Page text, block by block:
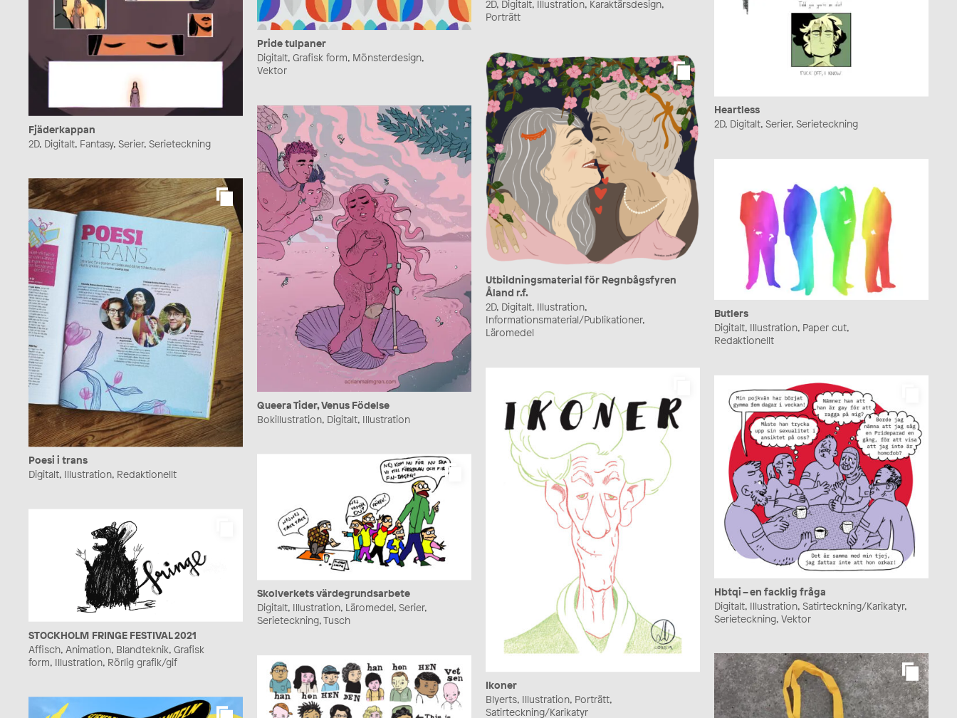
Pride tulpaner
Digitalt, Grafisk form, Mönsterdesign,
Vektor
2D, Digitalt, Illustration, Karaktärsdesign,
Porträtt
Heartless
2D, Digitalt, Serier, Serieteckning
Fjäderkappan
2D, Digitalt, Fantasy, Serier, Serieteckning
Utbildningsmaterial för Regnbågsfyren
Åland r.f.
2D, Digitalt, Illustration,
Informationsmaterial/Publikationer,
Läromedel
Queera Tider, Venus Födelse
Bokillustration, Digitalt, Illustration
Butlers
Digitalt, Illustration, Paper cut,
Redaktionellt
Poesi i trans
Digitalt, Illustration, Redaktionellt
Ikoner
Blyerts, Illustration, Porträtt,
Satirteckning/Karikatyr
Hbtqi – en facklig fråga
Digitalt, Illustration, Satirteckning/Karikatyr,
Serieteckning, Vektor
Skolverkets värdegrundsarbete
Digitalt, Illustration, Läromedel, Serier,
Serieteckning, Tusch
STOCKHOLM FRINGE FESTIVAL 2021
Affisch, Animation, Blandteknik, Grafisk
form, Illustration, Rörlig grafik/gif